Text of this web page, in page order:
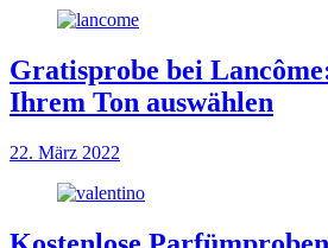
Gratisprobe bei
Ihrem Ton auswählen
22. März 2022